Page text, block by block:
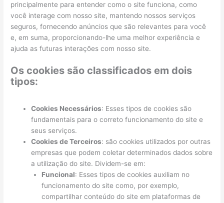
principalmente para entender como o site funciona, como
você interage com nosso site, mantendo nossos serviços
seguros, fornecendo anúncios que são relevantes para você
e, em suma, proporcionando-lhe uma melhor experiência e
ajuda as futuras interações com nosso site.
Os cookies são classificados em dois
tipos:
Cookies Necessários: Esses tipos de cookies são
fundamentais para o correto funcionamento do site e
seus serviços.
Cookies de Terceiros: são cookies utilizados por outras
empresas que podem coletar determinados dados sobre
a utilização do site. Dividem-se em:
Funcional: Esses tipos de cookies auxiliam no
funcionamento do site como, por exemplo,
compartilhar conteúdo do site em plataformas de